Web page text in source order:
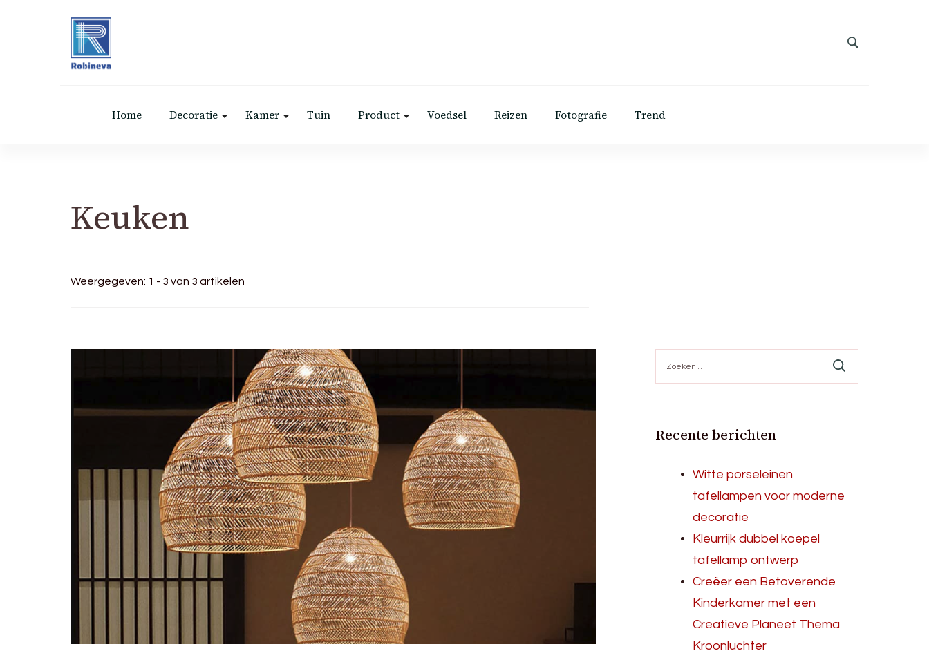
Home Decoratie Kamer Tuin Product Voedsel Reizen Fotografie Trend
Keuken
Weergegeven: 1 - 3 van 3 artikelen
naar:
Recente berichten
Witte porseleinen
tafellampen voor moderne
decoratie
Kleurrijk dubbel koepel
tafellamp ontwerp
Creëer een Betoverende
Kinderkamer met een
Creatieve Planeet Thema
Kroonluchter